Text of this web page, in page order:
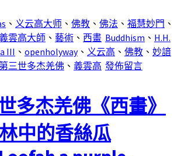
、 义云高大师 、 佛教 、 佛法 、 福慧妙門 、
雲高大師 、 藝術 、 西畫 Buddhism 、 H.H.
III 、 openholyway、 义云高 、 佛教 、 妙諳
三世多杰羌佛 、 義雲高 發佈留言
多杰羌佛《西畫》
中的香絲瓜